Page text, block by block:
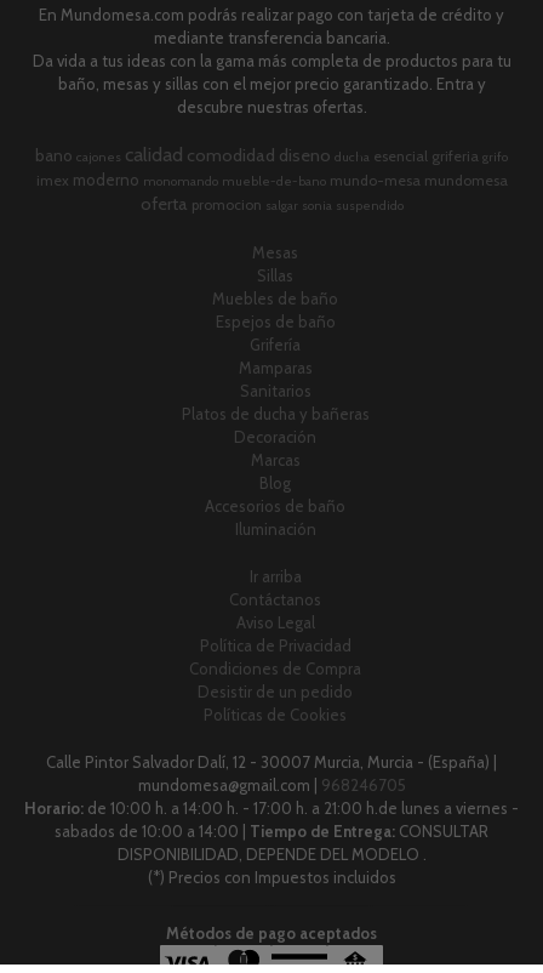
En Mundomesa.com podrás realizar pago con tarjeta de crédito y
mediante transferencia bancaria.
Da vida a tus ideas con la gama más completa de productos para tu
baño, mesas y sillas con el mejor precio garantizado. Entra y
descubre nuestras ofertas.
bano cajones calidad comodidad diseno ducha esencial griferia grifo
imex moderno monomando mueble-de-bano mundo-mesa mundomesa
oferta promocion salgar sonia suspendido
Mesas
Sillas
Muebles de baño
Espejos de baño
Grifería
Mamparas
Sanitarios
Platos de ducha y bañeras
Decoración
Marcas
Blog
Accesorios de baño
Iluminación
Ir arriba
Contáctanos
Aviso Legal
Política de Privacidad
Condiciones de Compra
Desistir de un pedido
Políticas de Cookies
Calle Pintor Salvador Dalí, 12 - 30007 Murcia, Murcia - (España) |
mundomesa@gmail.com | 968246705
Horario: de 10:00 h. a 14:00 h. - 17:00 h. a 21:00 h.de lunes a viernes -
sabados de 10:00 a 14:00 | Tiempo de Entrega: CONSULTAR
DISPONIBILIDAD, DEPENDE DEL MODELO .
(*) Precios con Impuestos incluidos
Métodos de pago aceptados